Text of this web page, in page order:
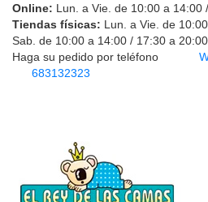
Online: Lun. a Vie. de 10:00 a 14:00
Tiendas físicas: Lun. a Vie. de
Sab. de 10:00 a 14:00 / 17:30 a
Haga su pedido por teléfono
683132323